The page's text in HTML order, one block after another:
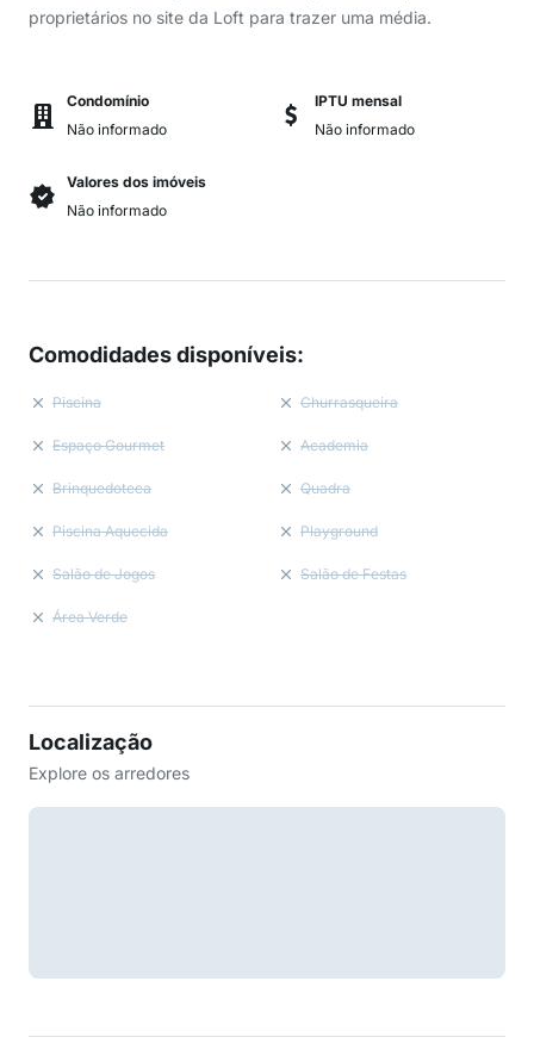
proprietários no site da Loft para trazer uma média.
Condomínio
Não informado
IPTU mensal
Não informado
Valores dos imóveis
Não informado
Comodidades disponíveis:
Piscina Churrasqueira
Espaço Gourmet Academia
Brinquedoteca Quadra
Piscina Aquecida Playground
Salão de Jogos Salão de Festas
Área Verde
Localização
Explore os arredores